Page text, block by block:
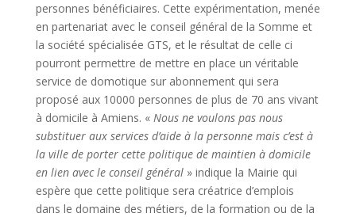
personnes bénéficiaires. Cette expérimentation, menée
en partenariat avec le conseil général de la Somme et
la société spécialisée GTS, et le résultat de celle ci
pourront permettre de mettre en place un véritable
service de domotique sur abonnement qui sera
proposé aux 10000 personnes de plus de 70 ans vivant
à domicile à Amiens. «Nous ne voulons pas nous
substituer aux services d’aide à la personne mais c’est à
la ville de porter cette politique de maintien à domicile
en lien avec le conseil général» indique la Mairie qui
espère que cette politique sera créatrice d’emplois
dans le domaine des métiers, de la formation ou de la